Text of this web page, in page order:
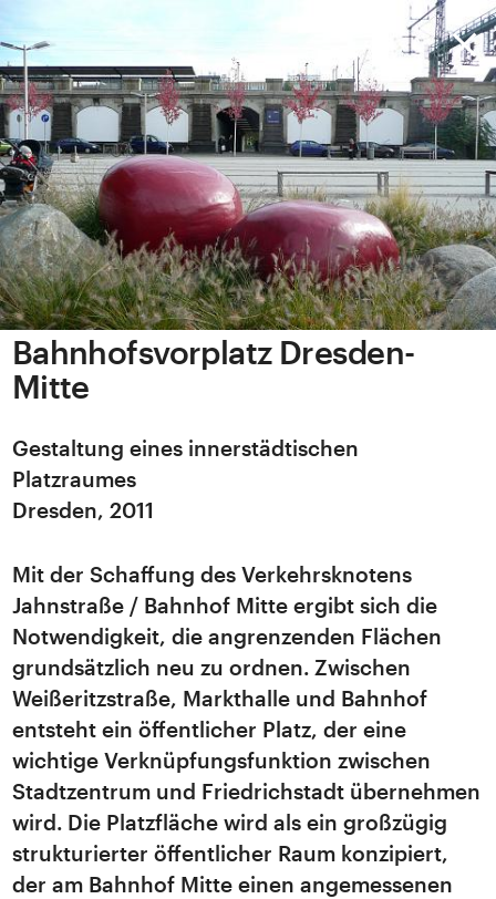
Bahnhofsvorplatz Dresden-
Mitte
Gestaltung eines innerstädtischen
Platzraumes
Dresden, 2011
Mit der Schaffung des Verkehrsknotens
Jahnstraße / Bahnhof Mitte ergibt sich die
Notwendigkeit, die angrenzenden Flächen
grundsätzlich neu zu ordnen. Zwischen
Weißeritzstraße, Markthalle und Bahnhof
entsteht ein öffentlicher Platz, der eine
wichtige Verknüpfungsfunktion zwischen
Stadtzentrum und Friedrichstadt übernehmen
wird. Die Platzfläche wird als ein großzügig
strukturierter öffentlicher Raum konzipiert,
der am Bahnhof Mitte einen angemessenen